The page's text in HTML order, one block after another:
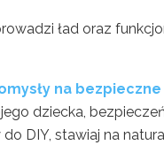
ład oraz
na
dziecka,
DIY, stawiaj na